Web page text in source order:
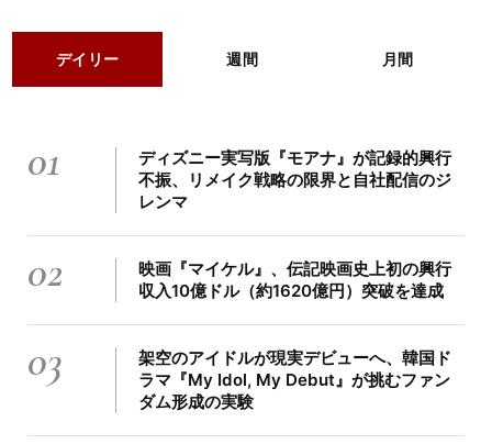
デイリー 週間 月間
01
ディズニー実写版『モアナ』が記録的興行
不振、リメイク戦略の限界と自社配信のジ
レンマ
02
映画『マイケル』、伝記映画史上初の興行
収入10億ドル（約1620億円）突破を達成
03
架空のアイドルが現実デビューへ、韓国ド
ラマ『My Idol, My Debut』が挑むファン
ダム形成の実験